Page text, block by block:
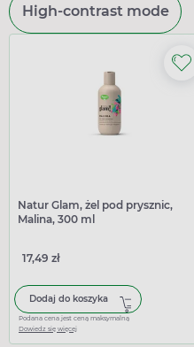
High-contrast mode
Natur Glam, żel pod prysznic,
Malina, 300 ml
17,49 zł
Dodaj do koszyka
Podana cena jest ceną maksymalną
Dowiedz się więcej